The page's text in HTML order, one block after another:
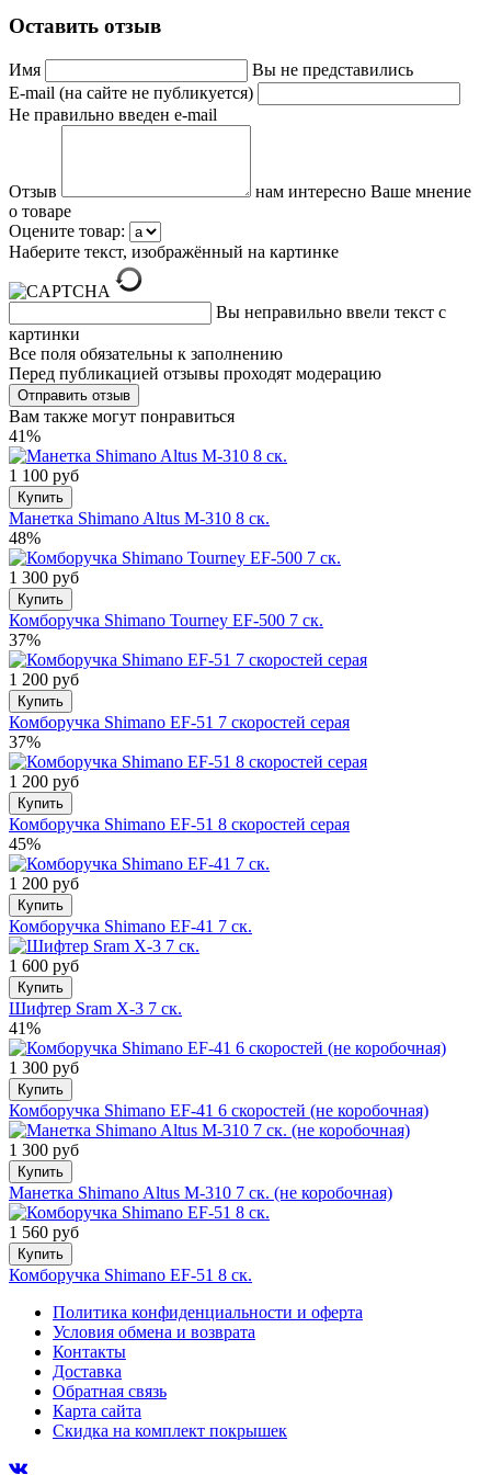
Оставить отзыв
Имя
Вы не представились
E-mail (на сайте не публикуется)
Не правильно введен e-mail
Отзыв
нам интересно Ваше мнение
о товаре
Оцените товар:
Наберите текст, изображённый на картинке
Вы неправильно ввели текст с
картинки
Все поля обязательны к заполнению
Перед публикацией отзывы проходят модерацию
Вам также могут понравиться
41%
1 100 руб
Купить
Манетка Shimano Altus M-310 8 ск.
48%
1 300 руб
Купить
Комборучка Shimano Tourney EF-500 7 ск.
37%
1 200 руб
Купить
Комборучка Shimano EF-51 7 скоростей серая
37%
1 200 руб
Купить
Комборучка Shimano EF-51 8 скоростей серая
45%
1 200 руб
Купить
Комборучка Shimano EF-41 7 ск.
1 600 руб
Купить
Шифтер Sram X-3 7 ск.
41%
1 300 руб
Купить
Комборучка Shimano EF-41 6 скоростей (не коробочная)
1 300 руб
Купить
Манетка Shimano Altus M-310 7 ск. (не коробочная)
1 560 руб
Купить
Комборучка Shimano EF-51 8 ск.
Политика конфиденциальности и оферта
Условия обмена и возврата
Контакты
Доставка
Обратная связь
Карта сайта
Скидка на комплект покрышек